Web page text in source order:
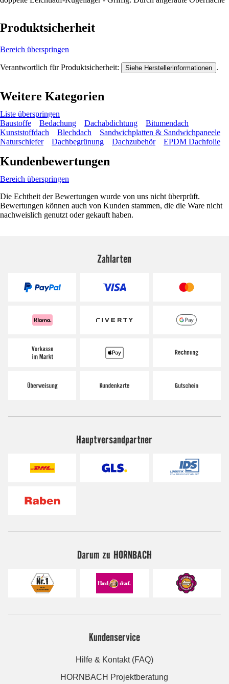
Produktsicherheit
Bereich überspringen
Verantwortlich für Produktsicherheit: Siehe Herstellerinformationen .
Weitere Kategorien
Liste überspringen
Baustoffe
Bedachung Dachabdichtung
Bitumendach
Kunststoffdach
Blechdach
Sandwichplatten & Sandwichpaneele
Naturschiefer
Dachbegrünung Dachzubehör EPDM Dachfolie
Kundenbewertungen
Bereich überspringen
Die Echtheit der Bewertungen wurde von uns nicht überprüft.
Bewertungen können auch von Kunden stammen, die die Ware nicht
nachweislich genutzt oder gekauft haben.
Zahlarten
Hauptversandpartner
Darum zu HORNBACH
Kundenservice
Hilfe & Kontakt (FAQ)
HORNBACH Projektberatung